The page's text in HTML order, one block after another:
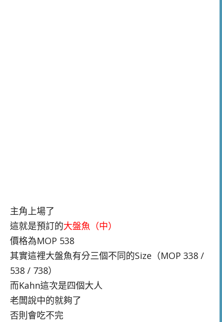
主角上場了
這就是預訂的大盤魚（中）
價格為MOP 538
其實這裡大盤魚有分三個不同的Size（MOP 338 /
538 / 738）
而Kahn這次是四個大人
老闆說中的就夠了
否則會吃不完